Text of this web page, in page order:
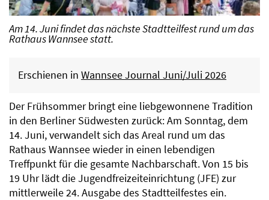
Am 14. Juni findet das nächste Stadtteilfest rund um das
Rathaus Wannsee statt.
Erschienen in Wannsee Journal Juni/Juli 2026
Der Frühsommer bringt eine liebgewonnene Tradition
in den Berliner Südwesten zurück: Am Sonntag, dem
14. Juni, verwandelt sich das Areal rund um das
Rathaus Wannsee wieder in einen lebendigen
Treffpunkt für die gesamte Nachbarschaft. Von 15 bis
19 Uhr lädt die Jugendfreizeiteinrichtung (JFE) zur
mittlerweile 24. Ausgabe des Stadtteilfestes ein.